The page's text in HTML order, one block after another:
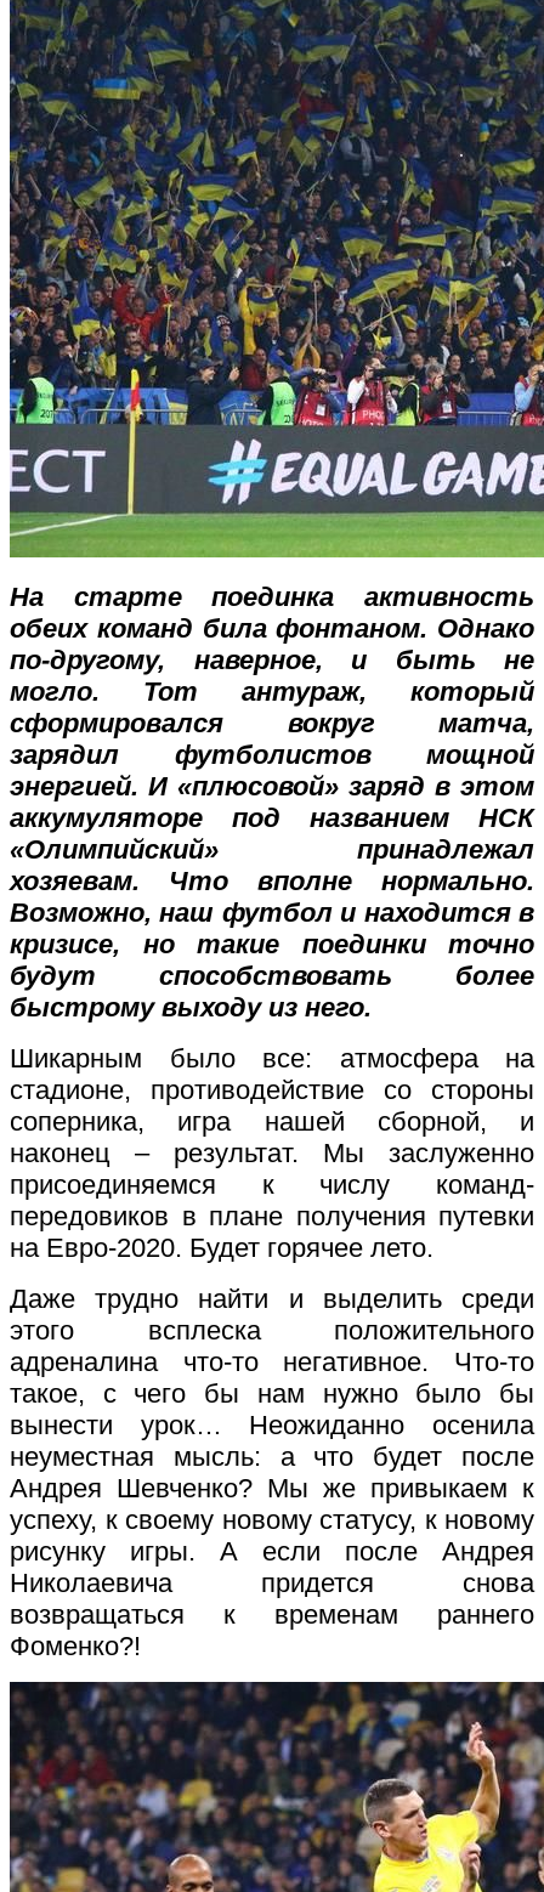
На старте поединка активность
обеих команд била фонтаном. Однако
по-другому, наверное, и быть не
могло. Тот антураж, который
сформировался вокруг матча,
зарядил футболистов мощной
энергией. И «плюсовой» заряд в этом
аккумуляторе под названием НСК
«Олимпийский» принадлежал
хозяевам. Что вполне нормально.
Возможно, наш футбол и находится в
кризисе, но такие поединки точно
будут способствовать более
быстрому выходу из него.
Шикарным было все: атмосфера на
стадионе, противодействие со стороны
соперника, игра нашей сборной, и
наконец – результат. Мы заслуженно
присоединяемся к числу команд-
передовиков в плане получения путевки
на Евро-2020. Будет горячее лето.
Даже трудно найти и выделить среди
этого всплеска положительного
адреналина что-то негативное. Что-то
такое, с чего бы нам нужно было бы
вынести урок… Неожиданно осенила
неуместная мысль: а что будет после
Андрея Шевченко? Мы же привыкаем к
успеху, к своему новому статусу, к новому
рисунку игры. А если после Андрея
Николаевича придется снова
возвращаться к временам раннего
Фоменко?!